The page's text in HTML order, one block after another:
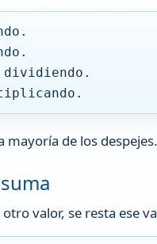
mayoría de los despejes.
valor, se resta ese